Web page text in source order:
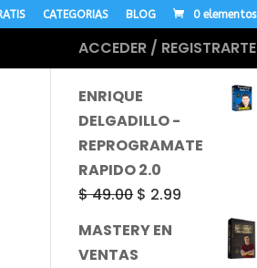
CATEGORIAS BLOG 0 elementos
ACCEDER / REGISTRARTE
MÁS CURSOS
ENRIQUE
DELGADILLO -
REPROGRAMATE
RAPIDO 2.0
$49.00 El
$ 2.99
precio
actual
MASTERY EN
VENTAS